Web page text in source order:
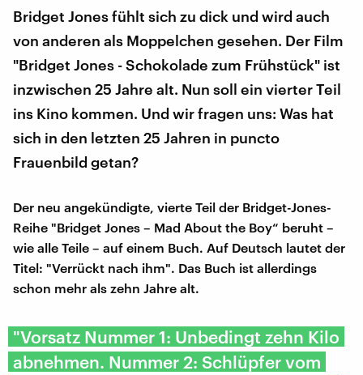
Bridget Jones fühlt sich zu dick und wird auch
von anderen als Moppelchen gesehen. Der Film
"Bridget Jones - Schokolade zum Frühstück" ist
inzwischen 25 Jahre alt. Nun soll ein vierter Teil
ins Kino kommen. Und wir fragen uns: Was hat
sich in den letzten 25 Jahren in puncto
Frauenbild getan?
Der neu angekündigte, vierte Teil der Bridget-Jones-
Reihe "Bridget Jones – Mad About the Boy“ beruht –
wie alle Teile – auf einem Buch. Auf Deutsch lautet der
Titel: "Verrückt nach ihm". Das Buch ist allerdings
schon mehr als zehn Jahre alt.
"Vorsatz Nummer 1: Unbedingt zehn Kilo
abnehmen. Nummer 2: Schlüpfer vom